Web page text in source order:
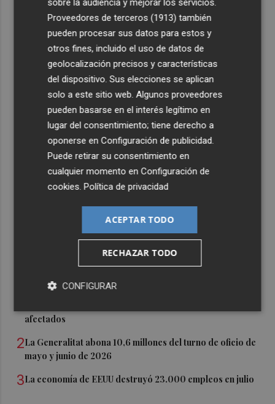
Últimas Noticias
La Generalitat lanzará nuevas ayudas para reparar
afectados
2La Generalitat abona 10,6 millones del turno de oficio de
mayo y junio de 2026
3La economía de EEUU destruyó 23.000 empleos en julio
Proveedores de terceros (1913) también
pueden procesar sus datos para estos y
otros fines, incluido el uso de datos de
geolocalización precisos y características
del dispositivo. Sus elecciones se aplican
solo a este sitio web. Algunos proveedores
pueden basarse en el interés legítimo en
lugar del consentimiento; tiene derecho a
oponerse enConfiguración de publicidad
Puede retirar su consentimiento en
cualquier momento enConfiguración de
cookies .Política de privacidad
ACEPTAR TODO
RECHAZAR TODO
CONFIGURAR